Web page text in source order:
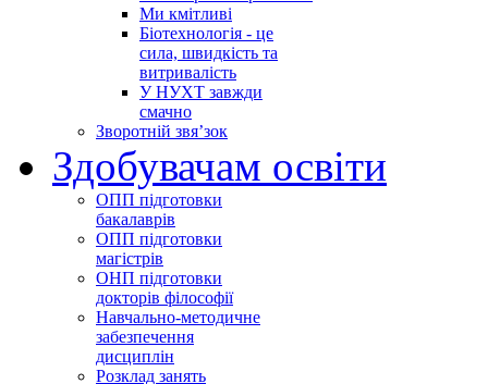
Ми кмітливі
Біотехнологія - це
сила, швидкість та
витривалість
У НУХТ завжди
смачно
Зворотній звя’зок
Здобувачам освіти
ОПП підготовки
бакалаврів
ОПП підготовки
магістрів
ОНП підготовки
докторів філософії
Навчально-методичне
забезпечення
дисциплін
Розклад занять